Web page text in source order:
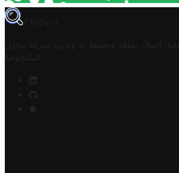
TROVIT
أعمال تملكه وتحتفظ به وتديره
شركة مخزن
التكنولوجيا